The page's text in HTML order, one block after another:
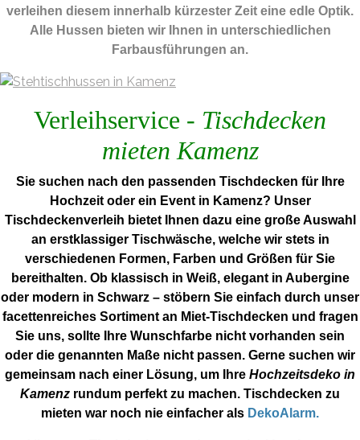
verleihen diesem innerhalb kürzester Zeit eine edle Optik.
Alle Hussen bieten wir Ihnen in unterschiedlichen
Farbausführungen an.
Verleihservice - Tischdecken
mieten Kamenz
Sie suchen nach den passenden Tischdecken für Ihre
Hochzeit oder ein Event in Kamenz? Unser
Tischdeckenverleih bietet Ihnen dazu eine große Auswahl
an erstklassiger Tischwäsche, welche wir stets in
verschiedenen Formen, Farben und Größen für Sie
bereithalten. Ob klassisch in Weiß, elegant in Aubergine
oder modern in Schwarz – stöbern Sie einfach durch unser
facettenreiches Sortiment an Miet-Tischdecken und fragen
Sie uns, sollte Ihre Wunschfarbe nicht vorhanden sein
oder die genannten Maße nicht passen. Gerne suchen wir
gemeinsam nach einer Lösung, um Ihre Hochzeitsdeko in
Kamenz rundum perfekt zu machen. Tischdecken zu
mieten war noch nie einfacher als DekoAlarm.